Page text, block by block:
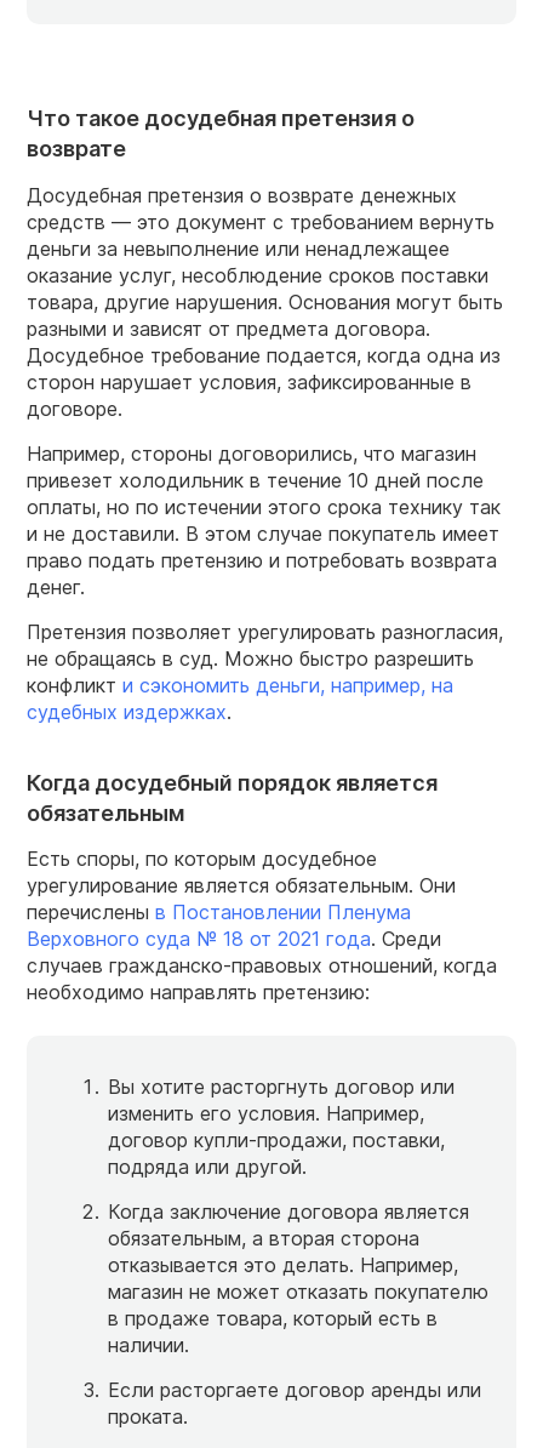
Что такое досудебная претензия о
возврате
Досудебная претензия о возврате денежных
средств — это документ с требованием вернуть
деньги за невыполнение или ненадлежащее
оказание услуг, несоблюдение сроков поставки
товара, другие нарушения. Основания могут быть
разными и зависят от предмета договора.
Досудебное требование подается, когда одна из
сторон нарушает условия, зафиксированные в
договоре.
Например, стороны договорились, что магазин
привезет холодильник в течение 10 дней после
оплаты, но по истечении этого срока технику так
и не доставили. В этом случае покупатель имеет
право подать претензию и потребовать возврата
денег.
Претензия позволяет урегулировать разногласия,
не обращаясь в суд. Можно быстро разрешить
конфликт и сэкономить деньги, например, на
судебных издержках.
Когда досудебный порядок является
обязательным
Есть споры, по которым досудебное
урегулирование является обязательным. Они
перечислены в Постановлении Пленума
Верховного суда № 18 от 2021 года. Среди
случаев гражданско-правовых отношений, когда
необходимо направлять претензию:
Вы хотите расторгнуть договор или
изменить его условия. Например,
договор купли-продажи, поставки,
подряда или другой.
Когда заключение договора является
обязательным, а вторая сторона
отказывается это делать. Например,
магазин не может отказать покупателю
в продаже товара, который есть в
наличии.
Если расторгаете договор аренды или
проката.